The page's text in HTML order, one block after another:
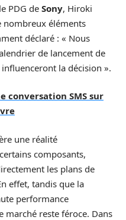
PDG de Sony, Hiroki
nombreux éléments
déclaré : « Nous
de lancement de
la décision ».
conversation SMS sur
une réalité
composants,
les plans de
effet, tandis que la
performance
marché reste féroce. Dans